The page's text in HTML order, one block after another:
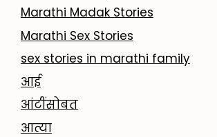
Marathi Madak Stories
Marathi Sex Stories
sex stories in marathi family
आई
आंटींसोबत
आत्या